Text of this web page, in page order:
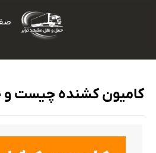
کامیون کشنده چیست و